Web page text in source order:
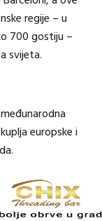
regije – u
700 gostiju –
svijeta.
europske i